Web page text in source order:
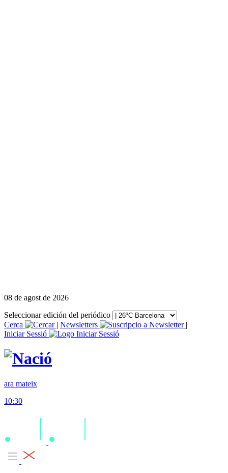
08 de agost de 2026
Seleccionar edición del periódico
Cerca
| Newsletters
|
Iniciar Sessió
ara mateix
10:30